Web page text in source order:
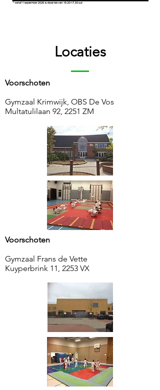
Locaties
Voorschoten
Gymzaal Krimwijk, OBS De Vos
Multatulilaan 92, 2251 ZM
Voorschoten
Gymzaal Frans de Vette
Kuyperbrink 11, 2253 VX